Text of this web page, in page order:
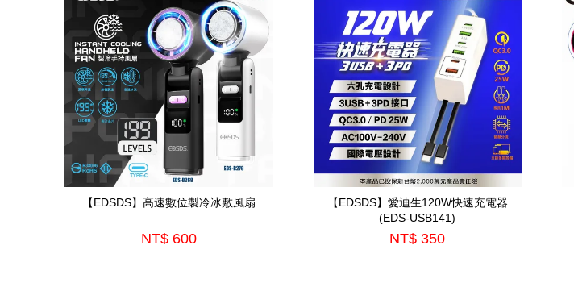
【EDSDS】高速數位製冷冰敷風扇
NT$ 600
【EDSDS】愛迪生120W快速充電器
(EDS-USB141)
NT$ 350